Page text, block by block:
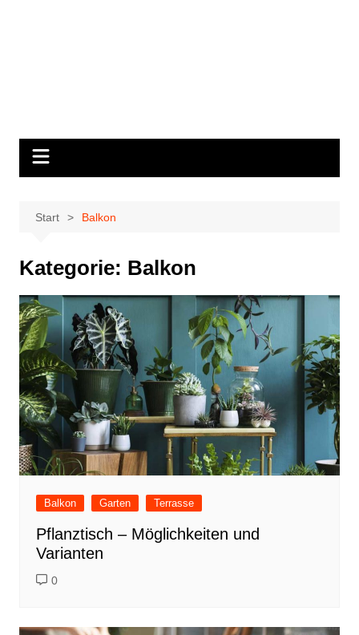
Start Balkon
Kategorie: Balkon
Balkon Garten Terrasse
Pflanztisch – Möglichkeiten und
Varianten
0